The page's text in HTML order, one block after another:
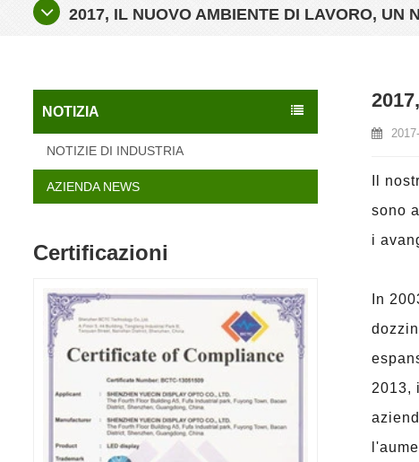
2017, IL NUOVO AMBIENTE DI LAVORO, UN
NOTIZIA
NOTIZIE DI INDUSTRIA
AZIENDA NEWS
Certificazioni
Il
sono
i
In
2013,